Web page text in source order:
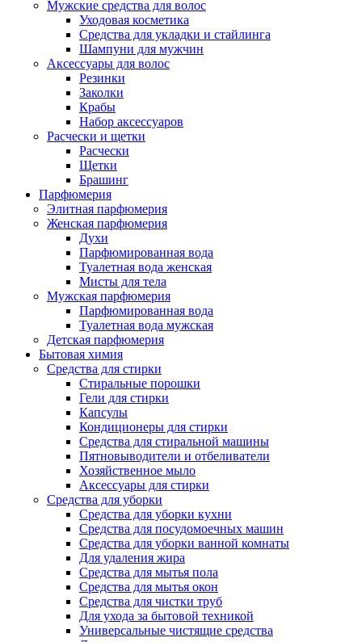
Мужские средства для волос
Уходовая косметика
Средства для укладки и стайлинга
Шампуни для мужчин
Аксессуары для волос
Резинки
Заколки
Крабы
Набор аксессуаров
Расчески и щетки
Расчески
Щетки
Брашинг
Парфюмерия
Элитная парфюмерия
Женская парфюмерия
Духи
Парфюмированная вода
Туалетная вода женская
Мисты для тела
Мужская парфюмерия
Парфюмированная вода
Туалетная вода мужская
Детская парфюмерия
Бытовая химия
Средства для стирки
Стиральные порошки
Гели для стирки
Капсулы
Кондиционеры для стирки
Средства для стиральной машины
Пятновыводители и отбеливатели
Хозяйственное мыло
Аксессуары для стирки
Средства для уборки
Средства для уборки кухни
Средства для посудомоечных машин
Средства для уборки ванной комнаты
Для удаления жира
Средства для мытья пола
Средства для мытья окон
Средства для чистки труб
Для ухода за бытовой техникой
Универсальные чистящие средства